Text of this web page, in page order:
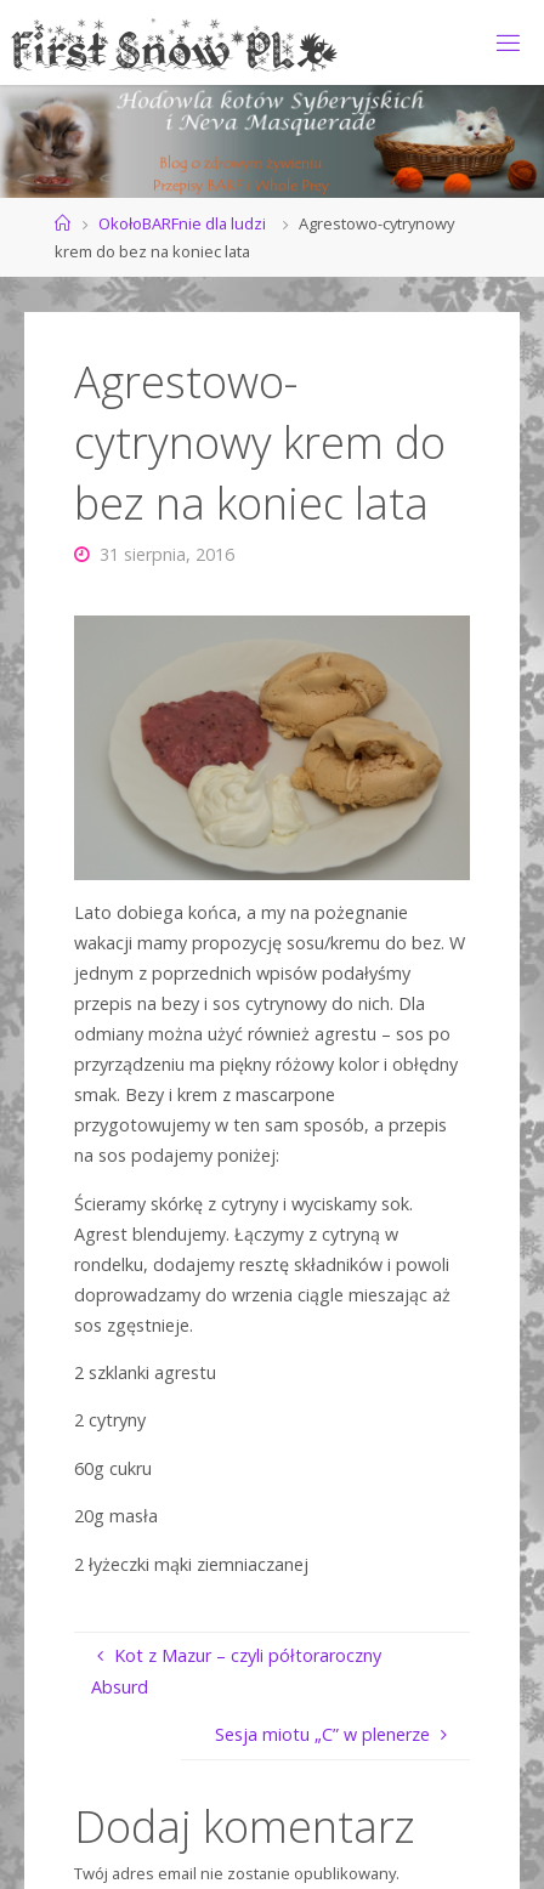
Przejdź
do
treści
IR
ST
N
O
P
Strona
główna
OkołoBARFnie dla ludzi
Agrestowo-cytrynowy
krem do bez na koniec lata
Agrestowo-
cytrynowy krem do
bez na koniec lata
31 sierpnia, 2016
Lato dobiega końca, a my na pożegnanie
wakacji mamy propozycję sosu/kremu do bez. W
jednym z poprzednich wpisów podałyśmy
przepis na bezy i sos cytrynowy do nich. Dla
odmiany można użyć również agrestu – sos po
przyrządzeniu ma piękny różowy kolor i obłędny
smak. Bezy i krem z mascarpone
przygotowujemy w ten sam sposób, a przepis
na sos podajemy poniżej:
Ścieramy skórkę z cytryny i wyciskamy sok.
Agrest blendujemy. Łączymy z cytryną w
rondelku, dodajemy resztę składników i powoli
doprowadzamy do wrzenia ciągle mieszając aż
sos zgęstnieje.
2 szklanki agrestu
2 cytryny
60g cukru
20g masła
2 łyżeczki mąki ziemniaczanej
Kot z Mazur – czyli półtoraroczny
Absurd
Sesja miotu „C” w plenerze
Dodaj komentarz
Twój adres email nie zostanie opublikowany.